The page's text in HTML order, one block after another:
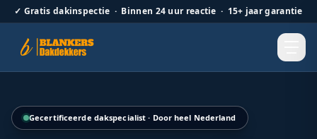
✓ Gratis dakinspectie · Binnen 24 uur reactie · 15+ jaar garantie
Gecertificeerde dakspecialist · Door heel Nederland